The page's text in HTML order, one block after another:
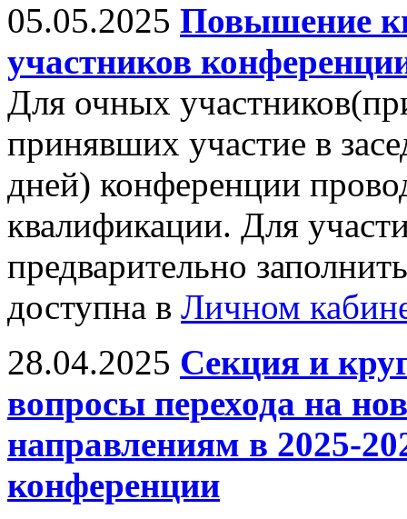
05.05.2025 Повышение
участников
Для очных
принявших участие в
дней) конференции
квалификации. Для
предварительно
доступна в Личном
28.04.2025 Секция и
вопросы перехода на
направлениям в 2025-
конференции